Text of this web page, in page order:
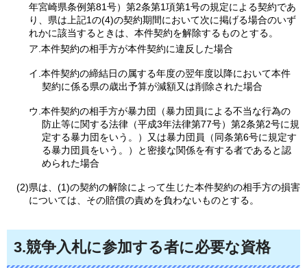
年宮崎県条例第81号）第2条第1項第1号の規定による契約であ
り、県は上記1の(4)の契約期間において次に掲げる場合のいず
れかに該当するときは、本件契約を解除するものとする。
ア.本件契約の相手方が本件契約に違反した場合
イ.本件契約の締結日の属する年度の翌年度以降において本件
契約に係る県の歳出予算が減額又は削除された場合
ウ.本件契約の相手方が暴力団（暴力団員による不当な行為の
防止等に関する法律（平成3年法律第77号）第2条第2号に規
定する暴力団をいう。）又は暴力団員（同条第6号に規定す
る暴力団員をいう。）と密接な関係を有する者であると認
められた場合
(2)県は、(1)の契約の解除によって生じた本件契約の相手方の損害
については、その賠償の責めを負わないものとする。
3.競争入札に参加する者に必要な資格